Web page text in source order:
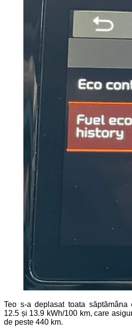
Teo s-a deplasat toata
12.5 și 13.9 kWh/100 km, care
de peste 440 km.